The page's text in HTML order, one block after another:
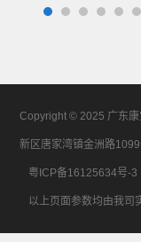
Copyright © 2025 广东康
新区唐家湾镇金洲路
粤ICP备16125634号-3
以上页面参数均由我司